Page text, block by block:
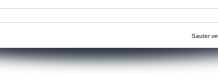
Sauter